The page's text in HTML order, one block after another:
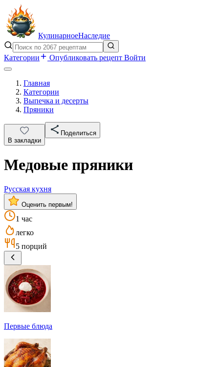
КулинарноеНаследие
Категории Опубликовать рецепт Войти
Главная
Категории
Выпечка и десерты
Пряники
В закладки
Поделиться
Медовые пряники
Русская кухня
Оценить первым!
1 час
легко
5 порций
Первые блюда